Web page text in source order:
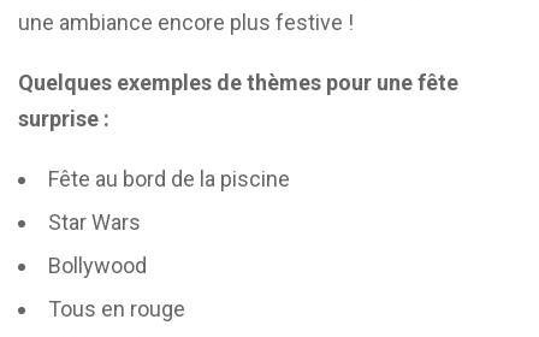
une ambiance encore plus festive !
Quelques exemples de thèmes pour une fête
surprise :
Fête au bord de la piscine
Star Wars
Bollywood
Tous en rouge